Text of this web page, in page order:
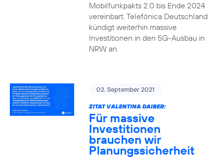
Mobilfunkpakts 2.0 bis Ende 2024
vereinbart. Telefónica Deutschland
kündigt weiterhin massive
Investitionen in den 5G-Ausbau in
NRW an.
02. September 2021
ZITAT VALENTINA DAIBER:
Für massive
Investitionen
brauchen wir
Planungssicherheit